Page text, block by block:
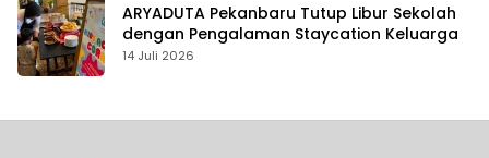
ARYADUTA Pekanbaru Tutup Libur Sekolah
dengan Pengalaman Staycation Keluarga
14 Juli 2026